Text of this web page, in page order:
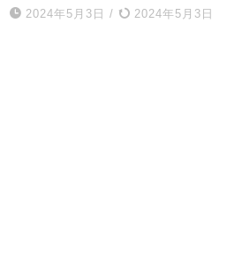
2024年5月3日 / 2024年5月3日